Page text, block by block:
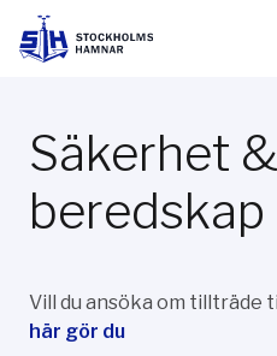
Säkerhet &
beredskap
Vill du ansöka om tillträde
här gör du